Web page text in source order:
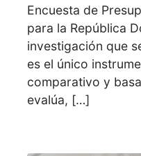
Encuesta de
para la República
investigación que
es el único
comparativo y
evalúa, […]